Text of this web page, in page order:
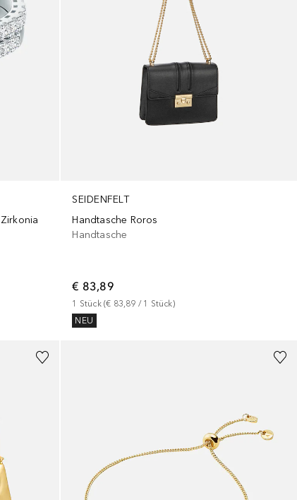
SEIDENFELT
Handtasche Roros
Handtasche
€ 83,89
1 Stück (€ 83,89 / 1 Stück)
NEU